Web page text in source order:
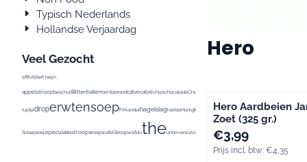
Typisch Nederlands
Hollandse Verjaardag
Veel Gezocht
1AhAlbert heijn
appelstroopbeschuitBitterballenbrintabroodcalvecalvéchipschocoladeChocomel
ruijterdroperwtensoepFrikandelhagelslaghariboHonigkaas katja Ketjap knorrkoffieKroketKruiden
SnoepsoepspeculaasstroopstroopwafelStroopwafelstheunoxvencovla vlokken
Hero
Hero Aardbeien
Zoet (325 gr.)
Prijs: 3,99, inclusief
€3,99
Prijs incl. btw: €4,35